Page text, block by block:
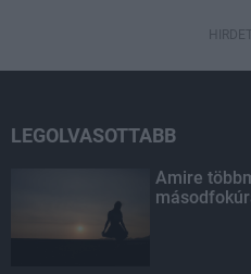
LEGOLVASOTTABB
Amire